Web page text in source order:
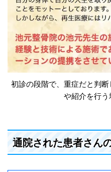
初診の段階で、重症だと判
や紹介を行
通院された患者さん